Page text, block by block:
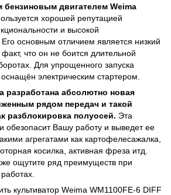
двигателем Weima
хорошей репутацией
и высокой
Его основным отличием является низкий
что он не боится длительной
Для упрощенного запуска
электрическим стартером.
разработана абсолютно новая
рядом передач и такой
разблокировка полуосей. Эта
обезопасит Вашу работу и выведет ее
агрегатами как картофелесажалка,
косилка, активная фреза итд.
ощутите ряд преимуществ при
культиватор Weima WM1100FE-6 DIFF